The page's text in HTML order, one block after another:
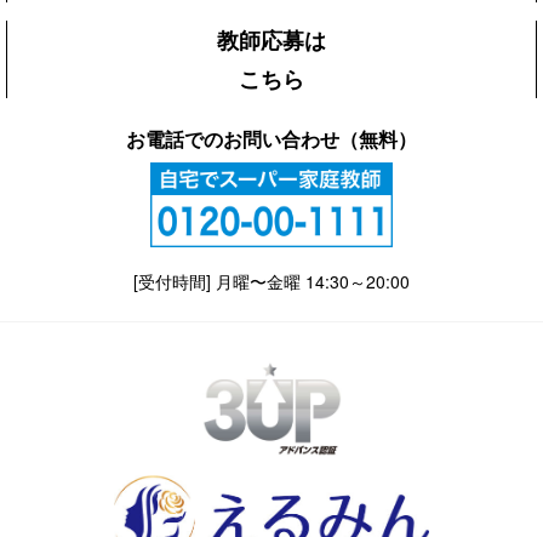
教師応募は
こちら
お電話でのお問い合わせ（無料）
[受付時間] 月曜〜金曜 14:30～20:00